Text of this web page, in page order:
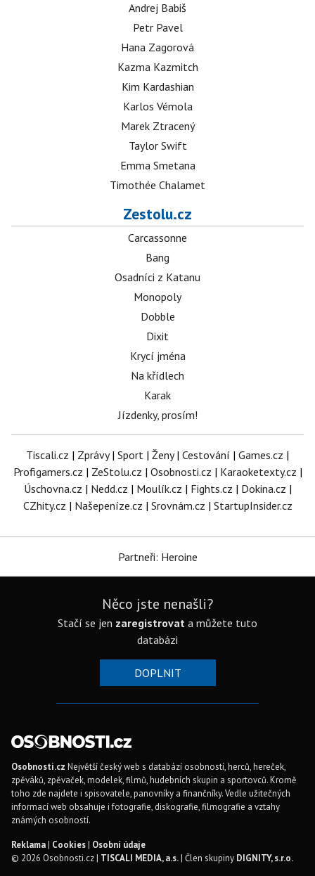
Andrej Babiš
Petr Pavel
Hana Zagorová
Kazma Kazmitch
Kim Kardashian
Karlos Vémola
Marek Ztracený
Taylor Swift
Emma Smetana
Timothée Chalamet
Zestolu.cz
Carcassonne
Bang
Osadníci z Katanu
Monopoly
Dobble
Dixit
Krycí jména
Na křídlech
Karak
Jízdenky, prosím!
Tiscali.cz | Zprávy| Sport | Ženy| Cestování | Games.cz |
Profigamers.cz | ZeStolu.cz | Osobnosti.cz | Karaoketexty.cz |
Úschovna.cz | Nedd.cz | Moulík.cz | Fights.cz | Dokina.cz |
CZhity.cz | Našepeníze.cz | Srovnám.cz | StartupInsider.cz
Partneři: Heroine
Něco jste nenašli?
Stačí se jen zaregistrovat a můžete tuto
databázi
DOPLNIT
Osobnosti.cz Největší český web s databází osobností, herců, hereček,
zpěváků, zpěvaček, modelek, filmů, hudebních skupin a sportovců. Kromě
toho zde najdete i spisovatele, panovníky a finančníky. Vedle užitečných
informací web obsahuje i fotografie, diskografie, filmografie a vztahy
známých osobností.
Reklama| Cookies| Osobní údaje
© 2026 Osobnosti.cz | TISCALI MEDIA, a.s.| Člen skupiny DIGNITY, s.r.o.